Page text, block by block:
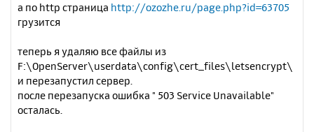
а по http страница http://ozozhe.ru/page.php?id=63705
грузится
теперь я удаляю все файлы из
F:\OpenServer\userdata\config\cert_files\letsencrypt\
и перезапустил сервер.
после перезапуска ошибка " 503 Service Unavailable"
осталась.